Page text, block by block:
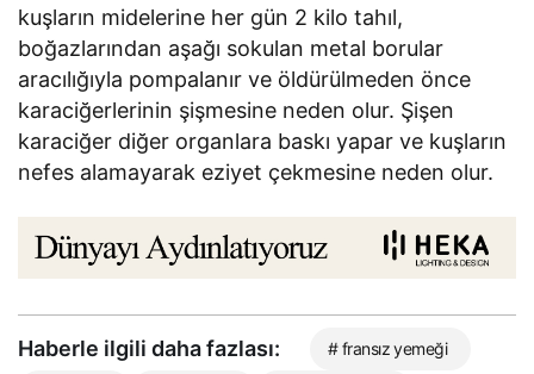
kuşların midelerine her gün 2 kilo tahıl,
boğazlarından aşağı sokulan metal borular
aracılığıyla pompalanır ve öldürülmeden önce
karaciğerlerinin şişmesine neden olur. Şişen
karaciğer diğer organlara baskı yapar ve kuşların
nefes alamayarak eziyet çekmesine neden olur.
Haberle ilgili daha fazlası: # fransız yemeği